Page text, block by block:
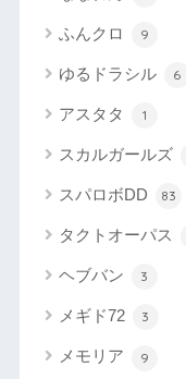
ふんクロ 9
ゆるドラシル 6
アスタタ 1
スカルガールズ
スパロボDD 83
タクトオーパス
ヘブバン 3
メギド72 3
メモリア 9